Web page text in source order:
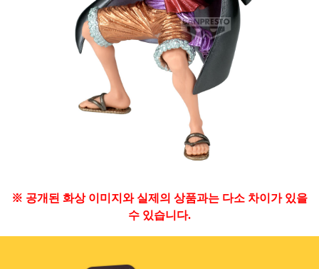
※ 공개된 화상 이미지와 실제의 상품과는 다소 차이가 있을
수 있습니다.